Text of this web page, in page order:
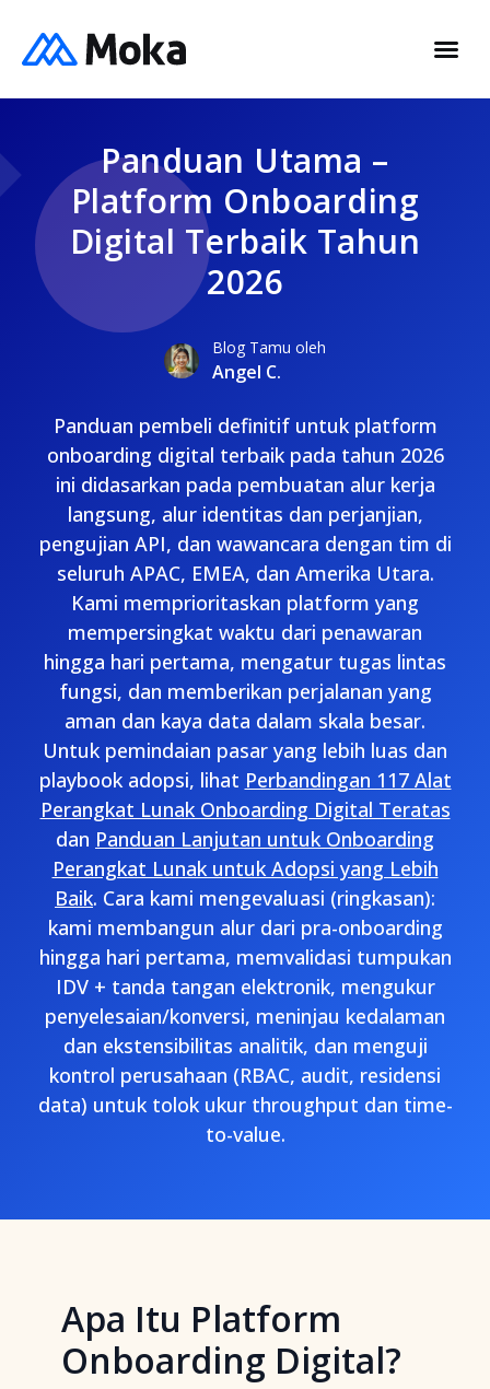
Panduan Utama –
Platform Onboarding
Digital Terbaik Tahun
2026
Blog Tamu oleh
Angel C.
Panduan pembeli definitif untuk platform
onboarding digital terbaik pada tahun 2026
ini didasarkan pada pembuatan alur kerja
langsung, alur identitas dan perjanjian,
pengujian API, dan wawancara dengan tim di
seluruh APAC, EMEA, dan Amerika Utara.
Kami memprioritaskan platform yang
mempersingkat waktu dari penawaran
hingga hari pertama, mengatur tugas lintas
fungsi, dan memberikan perjalanan yang
aman dan kaya data dalam skala besar.
Untuk pemindaian pasar yang lebih luas dan
playbook adopsi, lihat Perbandingan 117 Alat
Perangkat Lunak Onboarding Digital Teratas
dan Panduan Lanjutan untuk Onboarding
Perangkat Lunak untuk Adopsi yang Lebih
Baik. Cara kami mengevaluasi (ringkasan):
kami membangun alur dari pra-onboarding
hingga hari pertama, memvalidasi tumpukan
IDV + tanda tangan elektronik, mengukur
penyelesaian/konversi, meninjau kedalaman
dan ekstensibilitas analitik, dan menguji
kontrol perusahaan (RBAC, audit, residensi
data) untuk tolok ukur throughput dan time-
to-value.
Apa Itu Platform
Onboarding Digital?